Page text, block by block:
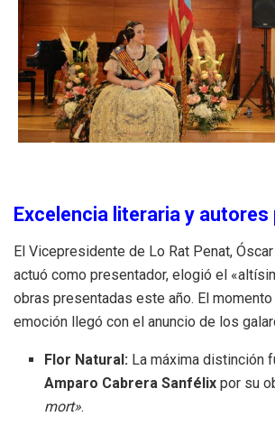
Excelencia literaria y autores
El Vicepresidente de Lo Rat Penat,
actuó como presentador, elogió el
obras presentadas este año. El
emoción llegó con el anuncio de los
Flor Natural: La máxima distinción
Amparo Cabrera Sanfélix por su
mort».